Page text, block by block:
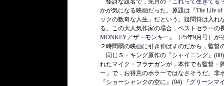
怪訝な題名で，先月の『これって生きてる
かが気になる映画だった。原題は『The Life
ックの数奇な人生」だという。疑問符は入
る。この大人気作家の場合，ベストセラー
MONKEY／ザ・モンキー』（25年9月号）が
２時間弱の映画に引き伸ばすのだから，監督
同じＳ・キング原作の『シャイニング』
れたマイク・フラナガンが，本作でも監督・
ー」で，お得意のホラーではなさそうだ。非
『ショーシャンクの空に』(94) 『グリーンマ